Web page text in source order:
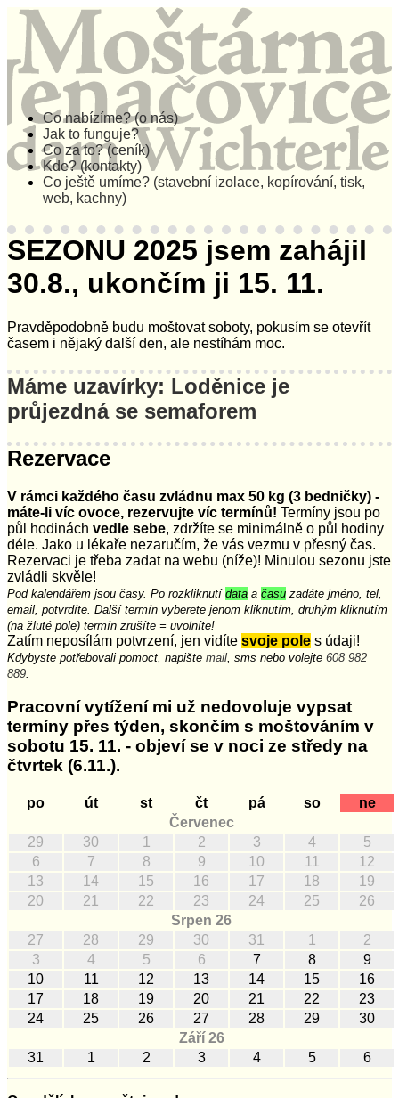
Co nabízíme? (o nás)
Jak to funguje?
Co za to? (ceník)
Kde? (kontakty)
Co ještě umíme? (stavební izolace, kopírování, tisk,
web, kachny)
SEZONU 2025 jsem zahájil
30.8., ukončím ji 15. 11.
Pravděpodobně budu moštovat soboty, pokusím se otevřít
časem i nějaký další den, ale nestíhám moc.
Máme uzavírky: Loděnice je
průjezdná se semaforem
Rezervace
V rámci každého času zvládnu max 50 kg (3 bedničky) -
máte-li víc ovoce, rezervujte víc termínů! Termíny jsou po
půl hodinách vedle sebe, zdržíte se minimálně o půl hodiny
déle. Jako u lékaře nezaručím, že vás vezmu v přesný čas.
Rezervaci je třeba zadat na webu (níže)! Minulou sezonu jste
zvládli skvěle!
Pod kalendářem jsou časy. Po rozkliknutí data a času zadáte jméno, tel,
email, potvrdíte. Další termín vyberete jenom kliknutím, druhým kliknutím
(na žluté pole) termín zrušíte = uvolníte!
Zatím neposílám potvrzení, jen vidíte svoje pole s údaji!
Kdybyste potřebovali pomoct, napište mail , sms nebo volejte 608 982
889
Pracovní vytížení mi už nedovoluje vypsat
termíny přes týden, skončím s moštováním v
sobotu 15. 11. - objeví se v noci ze středy na
čtvrtek (6.11.).
po út st čt pá so
ne
Červenec
29
30 1 2 3 4
5
6
7 8 9 10 11
12
13
14 15 16 17 18
19
20
21 22 23 24 25
26
Srpen 26
27
28 29 30 31 1
2
3
4 5 6 7 8
9
10
11 12 13 14 15
16
17
18 19 20 21 22
23
24
25 26 27 28 29
30
Září 26
31
1 2 3 4 5 6